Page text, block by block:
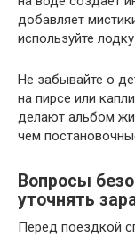
добавляет
используйте
Не забывайте о
на пирсе или
делают альбом
чем
Вопросы
уточнять
Перед поездкой